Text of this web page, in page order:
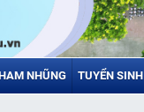
NHŨNG TUYỂN SINH